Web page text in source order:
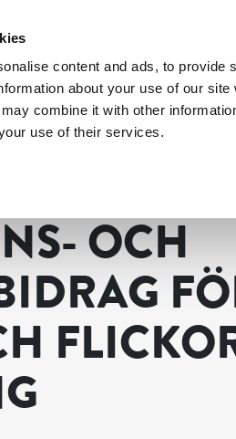
content and ads, to provide
about your use of our
combine it with other
use of their services.
OCH